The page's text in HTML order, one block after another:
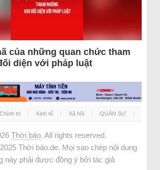
của những quan chức tham
diện với pháp luật
Chính trị Kinh tế Xã hội QUÂN SỰ
Thời báo. All rights reserved.
Thời báo.de. Mọi sao chép nội dung
này phải được đồng ý bởi tác giả